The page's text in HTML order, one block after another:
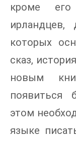
кроме
ирландцев,
которых
сказ,
новым
появиться
этом
языке